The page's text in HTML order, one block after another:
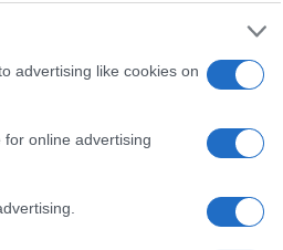
advertising like cookies on
online advertising